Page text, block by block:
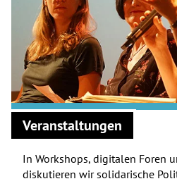
Veranstaltungen
In Workshops, digitalen Foren
diskutieren wir solidarische